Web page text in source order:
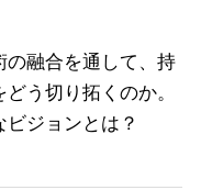
の融合を通して、持
う切り拓くのか。
ジョンとは？